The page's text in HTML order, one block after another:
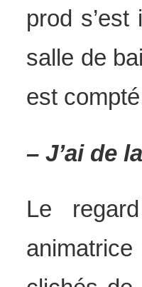
prod
salle de
est
– J’ai de
Le